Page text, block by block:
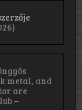
metal, and
are
–